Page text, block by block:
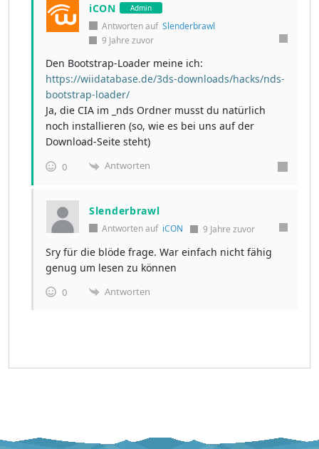
iCON Admin
Antworten auf Slenderbrawl
9 Jahre zuvor
Den Bootstrap-Loader meine ich:
https://wiidatabase.de/3ds-downloads/hacks/nds-
bootstrap-loader/
Ja, die CIA im _nds Ordner musst du natürlich
noch installieren (so, wie es bei uns auf der
Download-Seite steht)
0 Antworten
Slenderbrawl
Antworten auf iCON 9 Jahre zuvor
Sry für die blöde frage. War einfach nicht fähig
genug um lesen zu können
0 Antworten